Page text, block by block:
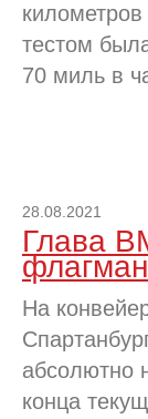
тестом
70 миль в
28.08.2021
Глава
На
абсолютно
конца